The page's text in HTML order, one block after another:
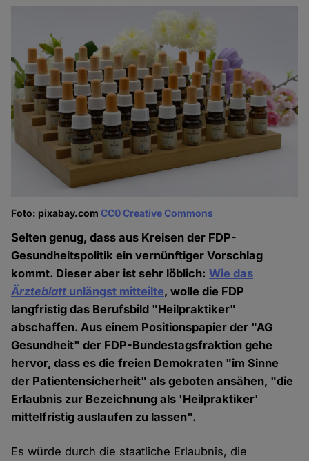
Foto: pixabay.comCC0 Creative Commons
Selten genug, dass aus Kreisen der FDP-
Gesundheitspolitik ein vernünftiger Vorschlag
kommt. Dieser aber ist sehr löblich:Wie das
Ärzteblatt unlängst mitteilte, wolle die FDP
langfristig das Berufsbild "Heilpraktiker"
abschaffen. Aus einem Positionspapier der "AG
Gesundheit" der FDP-Bundestagsfraktion gehe
hervor, dass es die freien Demokraten "im Sinne
der Patientensicherheit" als geboten ansähen, "die
Erlaubnis zur Bezeichnung als 'Heilpraktiker'
mittelfristig auslaufen zu lassen".
Es würde durch die staatliche Erlaubnis, die